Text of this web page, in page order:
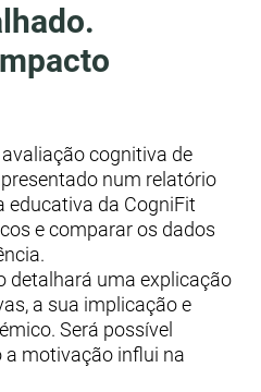
cognitiva de
num relatório
educativa da CogniFit
e comparar os dados
detalhará uma explicação
a sua implicação e
Será possível
motivação influi na